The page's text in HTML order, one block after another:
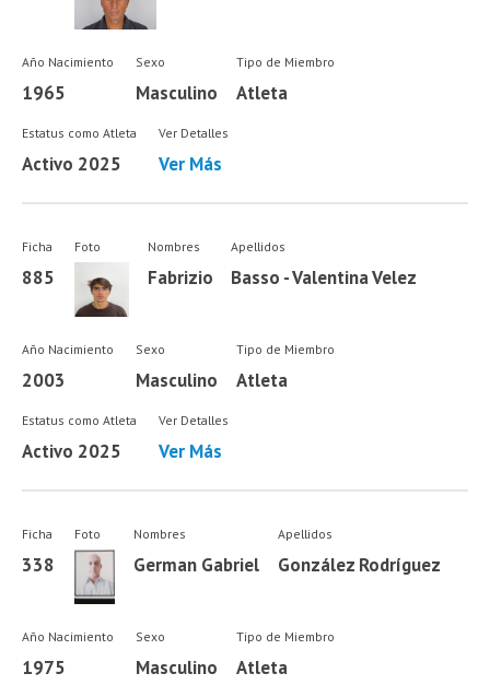
Año Nacimiento
1965
Sexo
Masculino
Tipo de Miembro
Atleta
Estatus como Atleta
Activo 2025
Ver Detalles
Ver Más
Ficha
885
Foto Nombres
Fabrizio
Apellidos
Basso - Valentina Velez
Año Nacimiento
2003
Sexo
Masculino
Tipo de Miembro
Atleta
Estatus como Atleta
Activo 2025
Ver Detalles
Ver Más
Ficha
338
Foto Nombres
German Gabriel
Apellidos
González Rodríguez
Año Nacimiento
1975
Sexo
Masculino
Tipo de Miembro
Atleta